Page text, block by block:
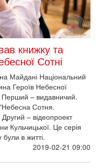
книжку та
Сотні
на Майдані Національний
Героїв Небесної
Перший – видавничий.
Сотня.
– відеопроект
Кульчицької. Це серія
в житті.
2019-02-21 09:00